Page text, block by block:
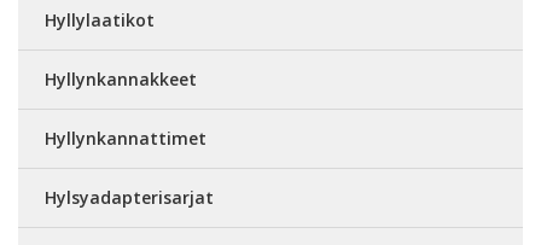
Hyllylaatikot
Hyllynkannakkeet
Hyllynkannattimet
Hylsyadapterisarjat